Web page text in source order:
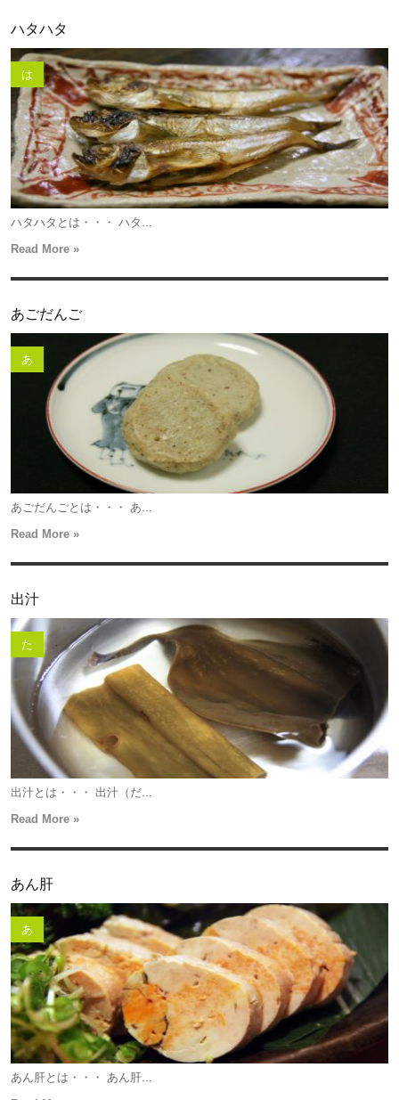
ハタハタ
は
ハタハタとは・・・ ハタ...
Read More »
あごだんご
あ
あごだんごとは・・・ あ...
Read More »
出汁
た
出汁とは・・・ 出汁（だ...
Read More »
あん肝
あ
あん肝とは・・・ あん肝...